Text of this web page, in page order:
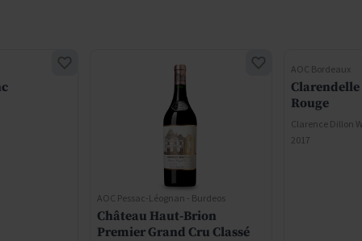
AOC Pessac-Léognan - Burdeos
Château Haut-Brion
Premier Grand Cru Classé
AOC Bordeaux
Rouge
Clarence Dillon
2017